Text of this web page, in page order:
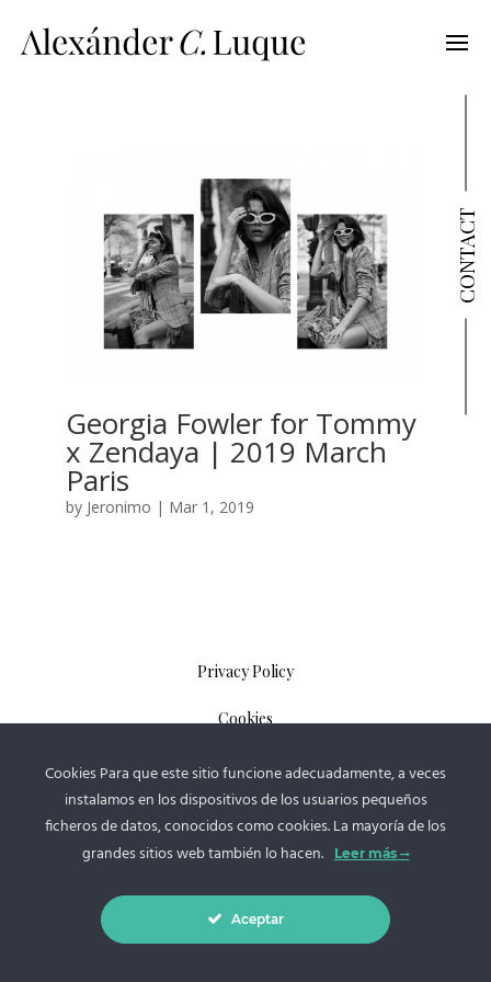
CONTACT
Georgia Fowler for Tommy
x Zendaya | 2019 March
Paris
by Jeronimo | Mar 1, 2019
Privacy Policy
Cookies
Contact
Follow
© 2016 - 2021 Alexánder C. Luque | All rights reserved
Cookies Para que este sitio funcione adecuadamente, a veces
instalamos en los dispositivos de los usuarios pequeños
ficheros de datos, conocidos como cookies. La mayoría de los
grandes sitios web también lo hacen.
Leer más
Aceptar